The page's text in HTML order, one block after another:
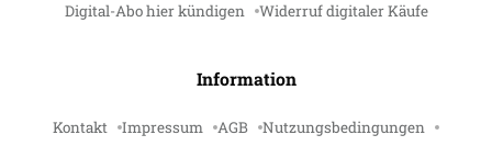
Digital-Abo hier kündigen Widerruf digitaler Käufe
Information
Kontakt Impressum AGB Nutzungsbedingungen